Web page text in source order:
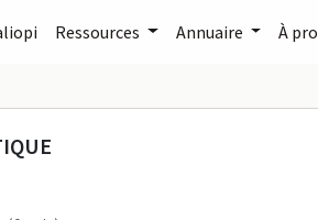
Ressources Annuaire À